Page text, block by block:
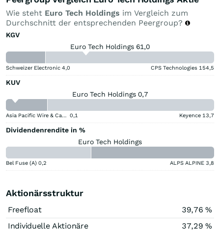
Wie steht Euro Tech Holdings im Vergleich zum
Durchschnitt der entsprechenden Peergroup?
KGV
Euro Tech Holdings 61,0
Schweizer Electronic 4,0 CPS Technologies 154,5
KUV
Euro Tech Holdings 0,7
Asia Pacific Wire & Cable 0,1 Keyence 13,7
Dividendenrendite in %
Euro Tech Holdings
Bel Fuse (A) 0,2 ALPS ALPINE 3,8
Aktionärsstruktur
Freefloat
39,76 %
Individuelle Aktionäre
37,29 %